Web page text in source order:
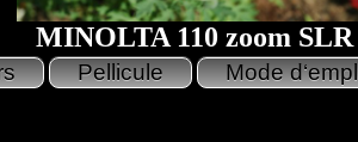
MINOLTA 110 zoom SLR